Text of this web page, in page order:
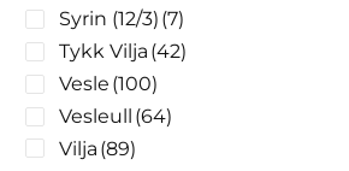
Syrin (12/3) (7)
Tykk Vilja (42)
Vesle (100)
Vesleull (64)
Vilja (89)